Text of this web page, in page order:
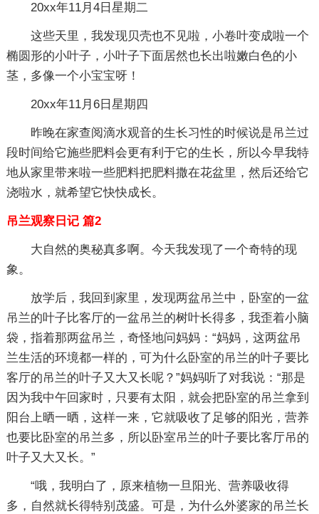
20xx年11月4日星期二
这些天里，我发现贝壳也不见啦，小卷叶变成啦一个
椭圆形的小叶子，小叶子下面居然也长出啦嫩白色的小
茎，多像一个小宝宝呀！
20xx年11月6日星期四
昨晚在家查阅滴水观音的生长习性的时候说是吊兰过
段时间给它施些肥料会更有利于它的生长，所以今早我特
地从家里带来啦一些肥料把肥料撒在花盆里，然后还给它
浇啦水，就希望它快快成长。
吊兰观察日记 篇2
大自然的奥秘真多啊。今天我发现了一个奇特的现
象。
放学后，我回到家里，发现两盆吊兰中，卧室的一盆
吊兰的叶子比客厅的一盆吊兰的树叶长得多，我歪着小脑
袋，指着那两盆吊兰，奇怪地问妈妈：“妈妈，这两盆吊
兰生活的环境都一样的，可为什么卧室的吊兰的叶子要比
客厅的吊兰的叶子又大又长呢？”妈妈听了对我说：“那是
因为我中午回家时，只要有太阳，就会把卧室的吊兰拿到
阳台上晒一晒，这样一来，它就吸收了足够的阳光，营养
也要比卧室的吊兰多，所以卧室吊兰的叶子要比客厅吊的
叶子又大又长。”
“哦，我明白了，原来植物一旦阳光、营养吸收得
多，自然就长得特别茂盛。可是，为什么外婆家的吊兰长